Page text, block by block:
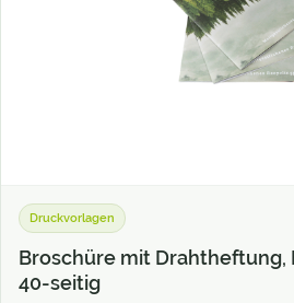
Druckvorlagen
Broschüre mit Drahtheftung,
40-seitig